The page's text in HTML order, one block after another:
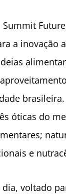
Summit
a inovação
óticas do
e
voltado